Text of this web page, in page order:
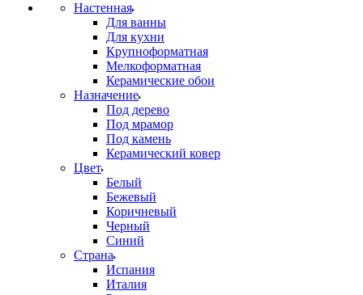
Настенная
Для ванны
Для кухни
Крупноформатная
Мелкоформатная
Керамические обои
Назначение
Под дерево
Под мрамор
Под камень
Керамический ковер
Цвет
Белый
Бежевый
Коричневый
Черный
Синий
Страна
Испания
Италия